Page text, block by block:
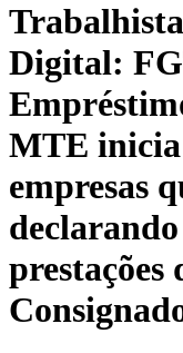
Digital:
MTE inicia
empresas
prestações